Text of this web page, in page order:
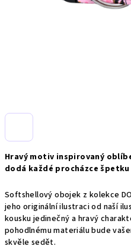
Hravý motiv inspirovaný
dodá každé procházce
Softshellový obojek z kolekce
jeho originální ilustraci od naší
kousku jedinečný a hravý
pohodlnému materiálu bude
skvěle sedět.